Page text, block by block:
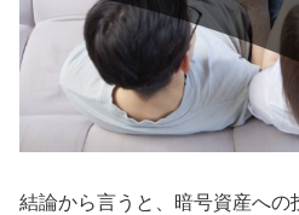
結論から言うと、暗号資産への